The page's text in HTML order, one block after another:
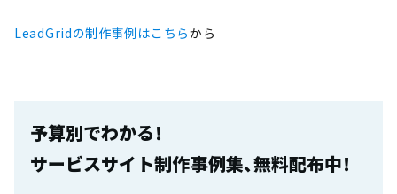
LeadGridの制作事例はこちらから
予算別でわかる！
サービスサイト制作事例集、無料配布中！